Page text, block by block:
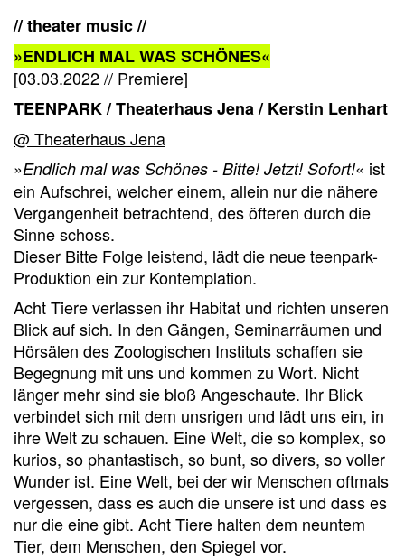
// theater music //
»ENDLICH MAL WAS SCHÖNES«
[03.03.2022 // Premiere]
TEENPARK / Theaterhaus Jena / Kerstin Lenhart
@ Theaterhaus Jena
»Endlich mal was Schönes - Bitte! Jetzt! Sofort!« ist
ein Aufschrei, welcher einem, allein nur die nähere
Vergangenheit betrachtend, des öfteren durch die
Sinne schoss.
Dieser Bitte Folge leistend, lädt die neue teenpark-
Produktion ein zur Kontemplation.
Acht Tiere verlassen ihr Habitat und richten unseren
Blick auf sich. In den Gängen, Seminarräumen und
Hörsälen des Zoologischen Instituts schaffen sie
Begegnung mit uns und kommen zu Wort. Nicht
länger mehr sind sie bloß Angeschaute. Ihr Blick
verbindet sich mit dem unsrigen und lädt uns ein, in
ihre Welt zu schauen. Eine Welt, die so komplex, so
kurios, so phantastisch, so bunt, so divers, so voller
Wunder ist. Eine Welt, bei der wir Menschen oftmals
vergessen, dass es auch die unsere ist und dass es
nur die eine gibt. Acht Tiere halten dem neuntem
Tier, dem Menschen, den Spiegel vor.